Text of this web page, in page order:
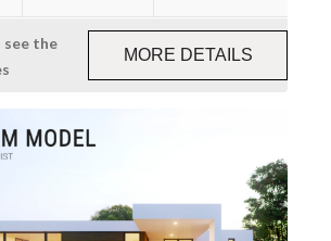
see the
MORE DETAILS